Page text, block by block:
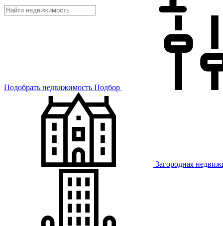
Подобрать недвижимость Подбор
Загородная